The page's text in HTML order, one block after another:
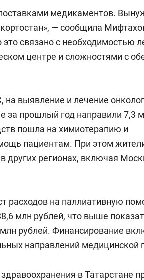
медикаментов.
— сообщила
это связано с необходимостью
центре и сложностями с
выявление и лечение
за прошлый год направили 7,3
пошла на химиотерапию и
пациентам. При этом
других регионах, включая
расходов на паллиативную
млн рублей, что выше
рублей. Финансирование
направлений медицинской
в Татарстане